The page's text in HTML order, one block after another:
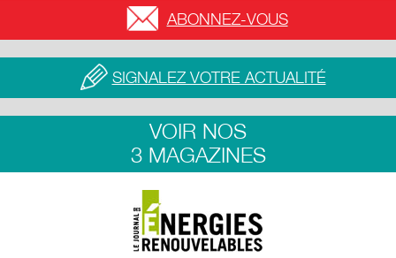
ABONNEZ-VOUS
SIGNALEZ VOTRE ACTUALITÉ
VOIR NOS
3 MAGAZINES